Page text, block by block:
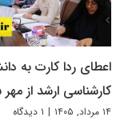
اعطای ردا کارت به
کارشناسی ارشد از مهر ۱۴۰۵
۱۴ مرداد, ۱۴۰۵ | ۱ دیدگاه